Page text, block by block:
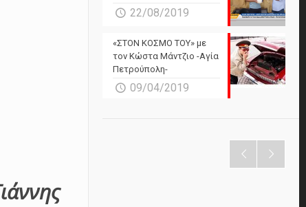
22/08/2019
«ΣΤΟΝ ΚΟΣΜΟ ΤΟΥ» με
τον Κώστα Μάντζιο -Αγία
Πετρούπολη-
09/04/2019